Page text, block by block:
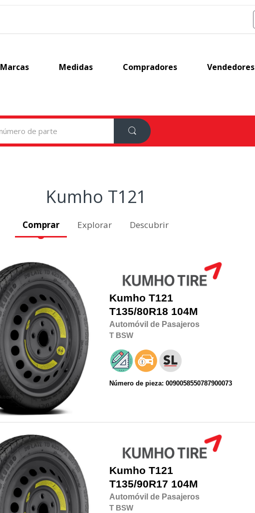
Marcas Medidas Compradores Vendedores
Kumho T121
Comprar Explorar Descubrir
Kumho T121
T135/80R18 104M
Automóvil de Pasajeros
T BSW
Número de pieza: 0090058550787900073
Kumho T121
T135/90R17 104M
Automóvil de Pasajeros
T BSW